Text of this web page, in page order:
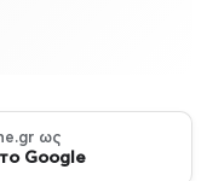
ως
Google